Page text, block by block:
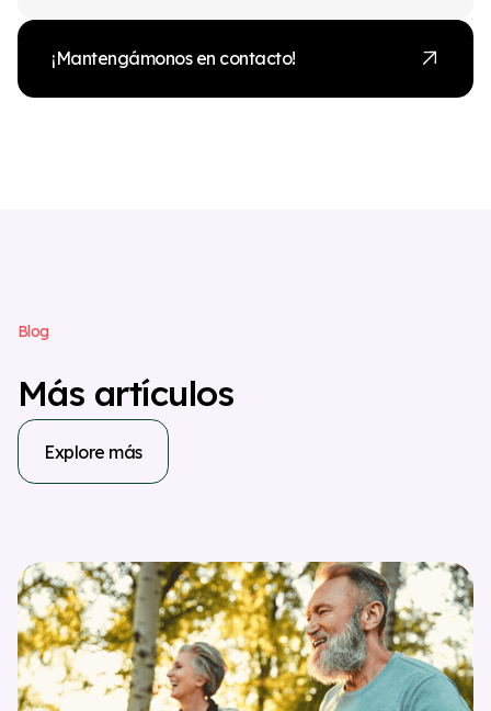
¡Mantengámonos en contacto!
Bog
Más artículos
Explore más